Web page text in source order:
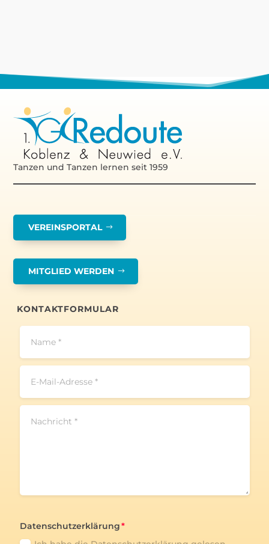
Tanzen und Tanzen lernen seit 1959
VEREINSPORTAL
MITGLIED WERDEN
KONTAKTFORMULAR
Datenschutzerklärung